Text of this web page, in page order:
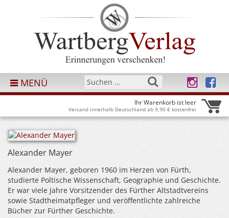
MENÜ
Ihr Warenkorb ist leer
Versand innerhalb Deutschland ab 9,90 € kostenfrei
Alexander Mayer
Alexander Mayer, geboren 1960 im Herzen von Fürth,
studierte Poltische Wissenschaft, Geographie und Geschichte.
Er war viele Jahre Vorsitzender des Fürther Altstadtvereins
sowie Stadtheimatpfleger und veröffentlichte zahlreiche
Bücher zur Fürther Geschichte.